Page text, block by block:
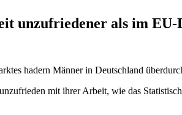
unzufriedener als im
hadern Männer in Deutschland
mit ihrer Arbeit, wie das